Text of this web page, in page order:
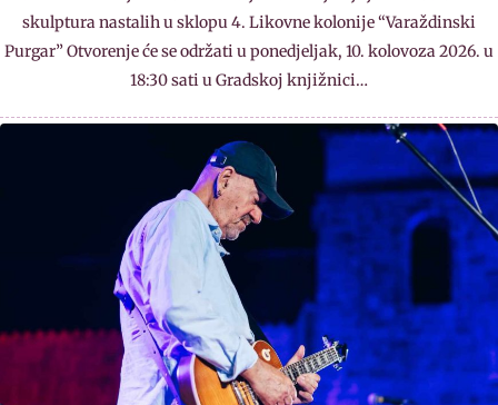
skulptura nastalih u sklopu 4. Likovne kolonije “Varaždinski
Purgar” Otvorenje će se održati u ponedjeljak, 10. kolovoza 2026. u
18:30 sati u Gradskoj knjižnici…